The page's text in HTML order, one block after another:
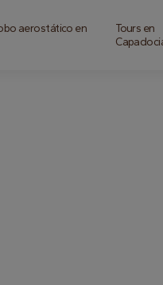
aerostático en
Tours en